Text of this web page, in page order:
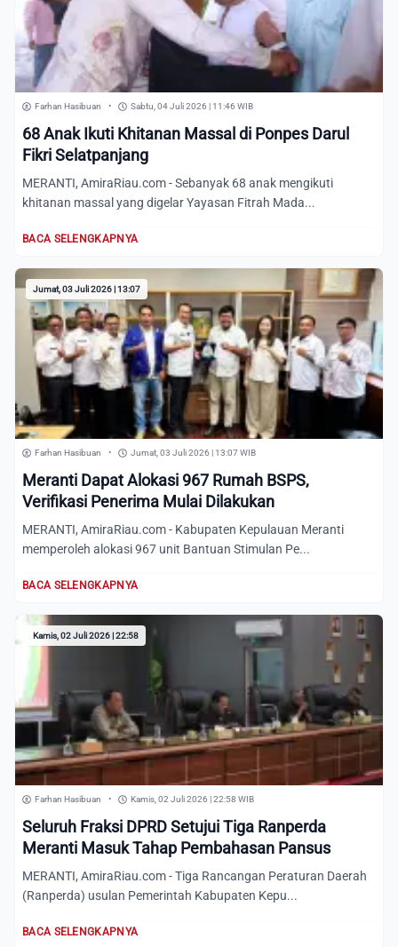
Farhan Hasibuan • Sabtu, 04 Juli 2026 | 11:46 WIB
68 Anak Ikuti Khitanan Massal di Ponpes Darul
Fikri Selatpanjang
MERANTI, AmiraRiau.com - Sebanyak 68 anak mengikuti
khitanan massal yang digelar Yayasan Fitrah Mada...
BACA SELENGKAPNYA
Jumat, 03 Juli 2026 | 13:07
Farhan Hasibuan • Jumat, 03 Juli 2026 | 13:07 WIB
Meranti Dapat Alokasi 967 Rumah BSPS,
Verifikasi Penerima Mulai Dilakukan
MERANTI, AmiraRiau.com - Kabupaten Kepulauan Meranti
memperoleh alokasi 967 unit Bantuan Stimulan Pe...
BACA SELENGKAPNYA
Kamis, 02 Juli 2026 | 22:58
Farhan Hasibuan • Kamis, 02 Juli 2026 | 22:58 WIB
Seluruh Fraksi DPRD Setujui Tiga Ranperda
Meranti Masuk Tahap Pembahasan Pansus
MERANTI, AmiraRiau.com - Tiga Rancangan Peraturan Daerah
(Ranperda) usulan Pemerintah Kabupaten Kepu...
BACA SELENGKAPNYA